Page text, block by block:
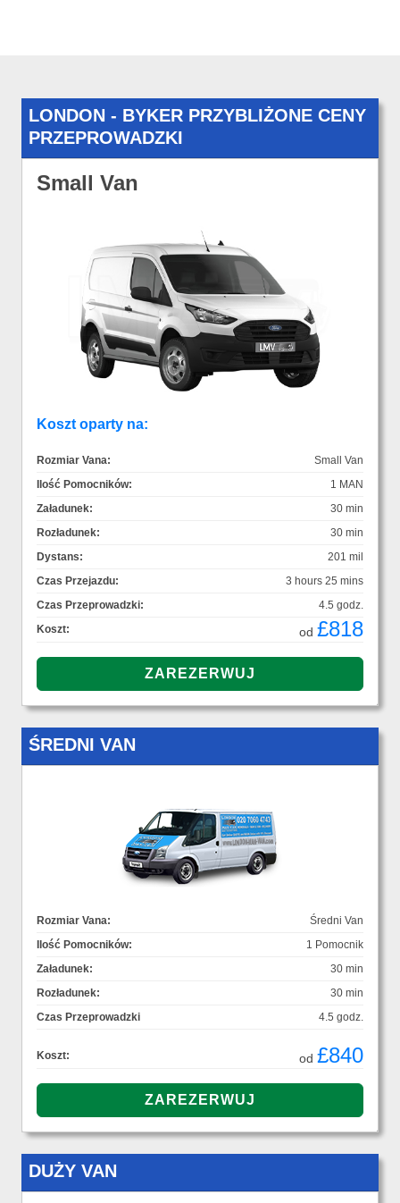
LONDON - BYKER PRZYBLIŻONE CENY
PRZEPROWADZKI
Small Van
Koszt oparty na:
Rozmiar Vana:
Small Van
Ilość Pomocników:
1 MAN
Załadunek:
30 min
Rozładunek:
30 min
Dystans:
201 mil
Czas Przejazdu:
3 hours 25 mins
Czas Przeprowadzki:
4.5 godz.
Koszt:
od £818
ŚREDNI VAN
Rozmiar Vana:
Średni Van
Ilość Pomocników:
1 Pomocnik
Załadunek:
30 min
Rozładunek:
30 min
Czas Przeprowadzki
4.5 godz.
Koszt: od £840
DUŻY VAN